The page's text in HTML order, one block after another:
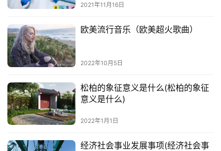
2021年11月16日
欧美流行音乐（欧美超火歌曲）
2022年10月5日
松柏的象征意义是什么(松柏的象征
意义是什么)
2022年1月1日
经济社会事业发展事项(经济社会事